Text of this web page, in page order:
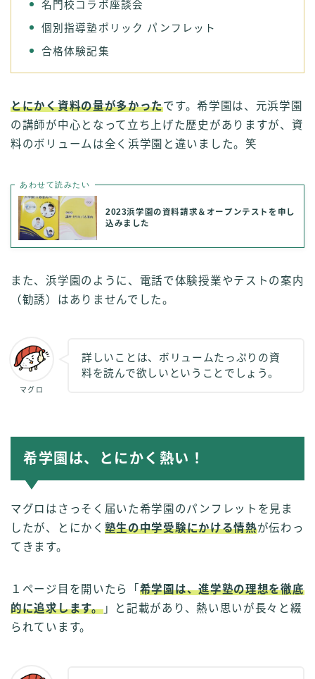
名門校コラボ座談会
個別指導塾ポリック パンフレット
合格体験記集
とにかく資料の量が多かったです。希学園は、元浜学園
の講師が中心となって立ち上げた歴史がありますが、資
料のボリュームは全く浜学園と違いました。笑
あわせて読みたい
2023浜学園の資料請求＆オープンテストを申し
込みました
また、浜学園のように、電話で体験授業やテストの案内
（勧誘）はありませんでした。
マグロ
詳しいことは、ボリュームたっぷりの資
料を読んで欲しいということでしょう。
希学園は、とにかく熱い！
マグロはさっそく届いた希学園のパンフレットを見ま
したが、とにかく 塾生の中学受験にかける情熱が伝わっ
てきます。
１ページ目を開いたら「 希学園は、進学塾の理想を徹底
的に追求します。」と記載があり、熱い思いが長々と綴
られています。